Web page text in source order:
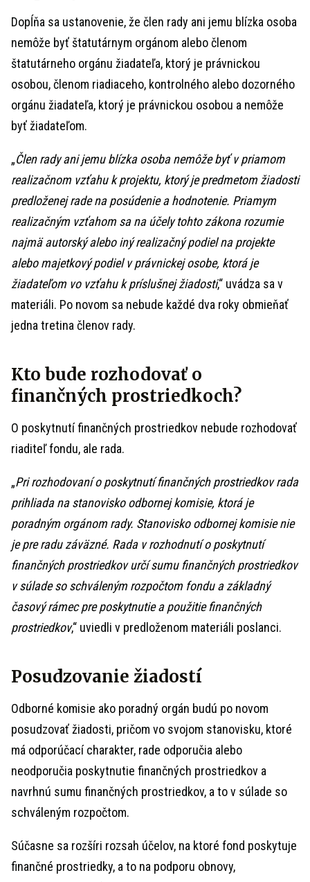
Dopĺňa sa ustanovenie, že člen rady ani jemu blízka osoba
nemôže byť štatutárnym orgánom alebo členom
štatutárneho orgánu žiadateľa, ktorý je právnickou
osobou, členom riadiaceho, kontrolného alebo dozorného
orgánu žiadateľa, ktorý je právnickou osobou a nemôže
byť žiadateľom.
„Člen rady ani jemu blízka osoba nemôže byť v priamom
realizačnom vzťahu k projektu, ktorý je predmetom žiadosti
predloženej rade na posúdenie a hodnotenie. Priamym
realizačným vzťahom sa na účely tohto zákona rozumie
najmä autorský alebo iný realizačný podiel na projekte
alebo majetkový podiel v právnickej osobe, ktorá je
žiadateľom vo vzťahu k príslušnej žiadosti,“ uvádza sa v
materiáli. Po novom sa nebude každé dva roky obmieňať
jedna tretina členov rady.
Kto bude rozhodovať o
finančných prostriedkoch?
O poskytnutí finančných prostriedkov nebude rozhodovať
riaditeľ fondu, ale rada.
„Pri rozhodovaní o poskytnutí finančných prostriedkov rada
prihliada na stanovisko odbornej komisie, ktorá je
poradným orgánom rady. Stanovisko odbornej komisie nie
je pre radu záväzné. Rada v rozhodnutí o poskytnutí
finančných prostriedkov určí sumu finančných prostriedkov
v súlade so schváleným rozpočtom fondu a základný
časový rámec pre poskytnutie a použitie finančných
prostriedkov,“ uviedli v predloženom materiáli poslanci.
Posudzovanie žiadostí
Odborné komisie ako poradný orgán budú po novom
posudzovať žiadosti, pričom vo svojom stanovisku, ktoré
má odporúčací charakter, rade odporučia alebo
neodporučia poskytnutie finančných prostriedkov a
navrhnú sumu finančných prostriedkov, a to v súlade so
schváleným rozpočtom.
Súčasne sa rozšíri rozsah účelov, na ktoré fond poskytuje
finančné prostriedky, a to na podporu obnovy,